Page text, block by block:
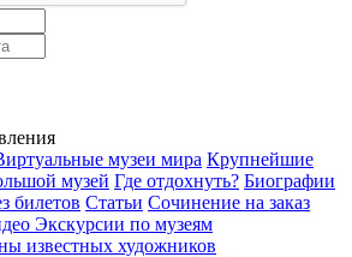
музеи мира Крупнейшие
музей Где отдохнуть? Биографии
билетов Статьи Сочинение на заказ
Экскурсии по музеям
известных художников